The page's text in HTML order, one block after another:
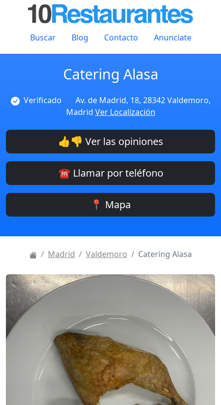
Buscar Blog Contacto Anunciate
Catering Alasa
Verificado
Av. de Madrid, 18, 28342 Valdemoro,
Madrid Ver Localización
👍👎 Ver las opiniones
☎️ Llamar por teléfono
📍 Mapa
Madrid Valdemoro Catering Alasa